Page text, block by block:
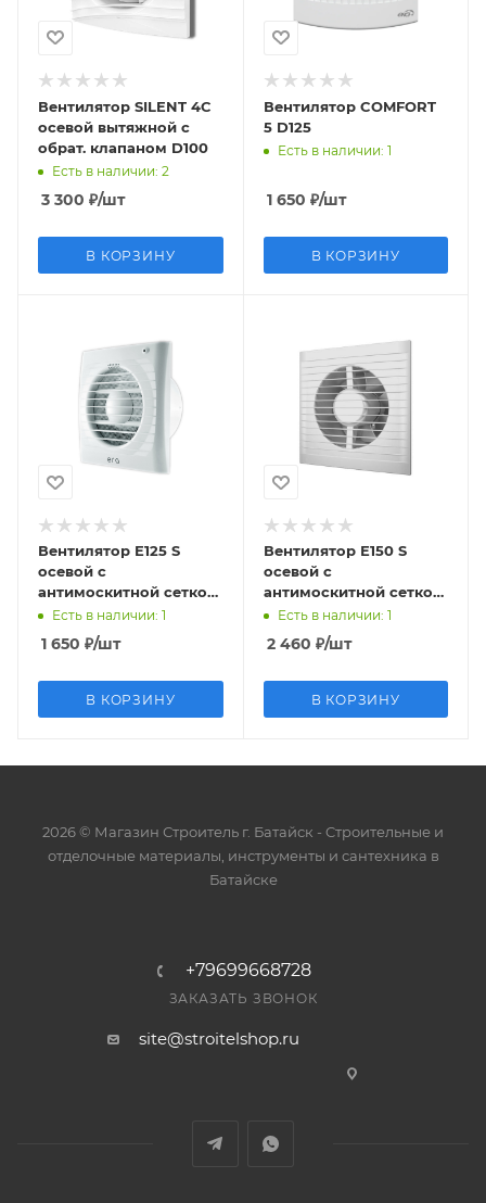
Вентилятор SILENT 4C
осевой вытяжной с
обрат. клапаном D100
Есть в наличии: 2
3 300 ₽/шт
В КОРЗИНУ
Вентилятор COMFORT
5 D125
Есть в наличии: 1
1 650 ₽/шт
В КОРЗИНУ
Вентилятор Е125 S
осевой с
антимоскитной сеткой
D125Есть в наличии: 1
1 650 ₽/шт
В КОРЗИНУ
Вентилятор Е150 S
осевой с
антимоскитной сеткой
D150
Есть в наличии: 1
2 460 ₽/шт
В КОРЗИНУ
2026 © Магазин Строитель г. Батайск - Cтроительные и
отделочные материалы, инструменты и сантехника в
Батайске
+79699668728
ЗАКАЗАТЬ ЗВОНОК
site@stroitelshop.ru